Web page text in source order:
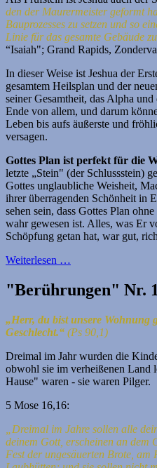
den der Maurermeister geformt
Bauprozesses zu setzen und so
Linie für das gesamte Gebäude
“Isaiah"; Grand Rapids,
In dieser Weise ist Jeshua der
gesamtem Heilsplan und der
seiner Gesamtheit, das Alpha
Ende von allem, und darum
Leben bis aufs äußerste und
versagen.
Gottes Plan ist perfekt für die
letzte „Stein" (der Schlussstein)
Gottes unglaubliche Weisheit,
ihrer überragenden Schönheit in
sehen sein, dass Gottes Plan
wahr gewesen ist. Alles, was Er
Schöpfung getan hat, war gut,
Weiterlesen …
"Berührungen" Nr.
„Herr, du bist unsere Wohnung
Geschlecht.“ (Ps 90,1)
Dreimal im Jahr wurden die
obwohl sie im verheißenen Land
Hause" waren - sie waren Pilger.
5 Mose 16,16:
„Dreimal im Jahre sollen alle
deinem Gott, erscheinen an
Fest der ungesäuerten Brote, am